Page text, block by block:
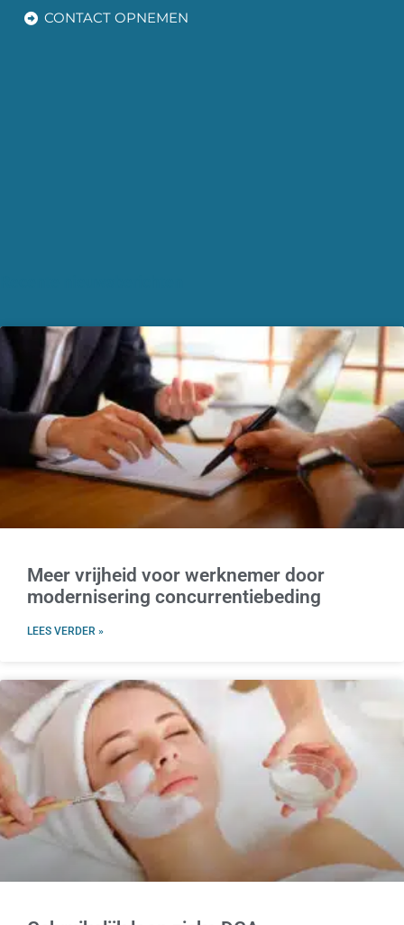
CONTACT OPNEMEN
Meer vrijheid voor werknemer door
modernisering concurrentiebeding
LEES VERDER »